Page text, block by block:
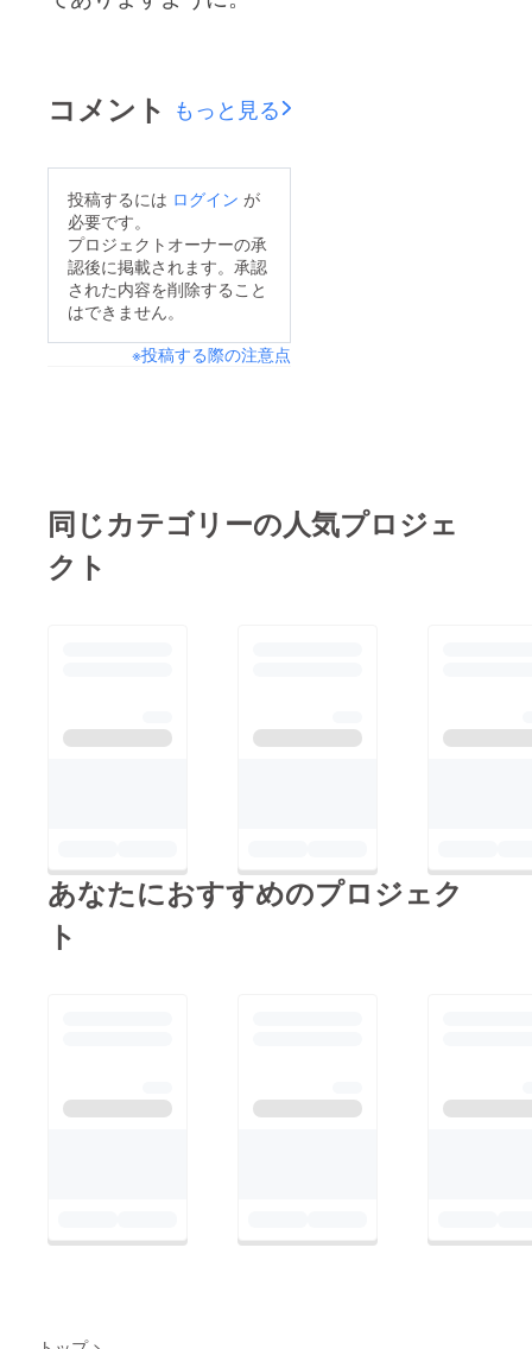
コメント もっと見る
投稿するには ログイン が
必要です。
プロジェクトオーナーの承
認後に掲載されます。承認
された内容を削除すること
はできません。
※投稿する際の注意点
同じカテゴリーの人気プロジェ
クト
あなたにおすすめのプロジェク
ト